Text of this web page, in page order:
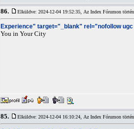
86. Elküldve: 2024-12-04 19:52:35, Az Index Fórumon
Experience" target="_blank" rel="nofollow
You in Your City
85. Elküldve: 2024-12-04 16:10:24, Az Index Fórumon